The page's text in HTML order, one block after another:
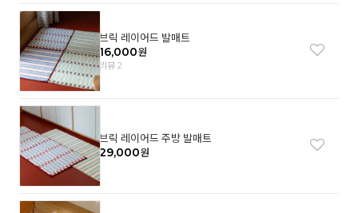
브릭 레이어드 발매트
16,000원
리뷰 2
브릭 레이어드 주방 발매트
29,000원